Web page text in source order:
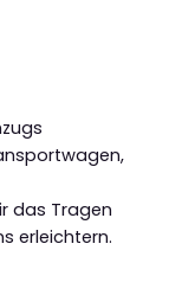
das Tragen
erleichtern.